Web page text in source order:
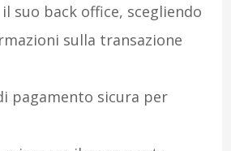
suo back office, scegliendo
sulla transazione
pagamento sicura per